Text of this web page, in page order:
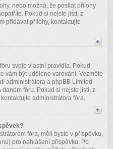
nebo možná, že posílat přílohy
Pokud si nejste jisti, z
přidávat přílohy, kontaktujte
svoje vlastní pravidla. Pokud
vám být uděleno varování. Vezměte
administrátora a phpBB Limited
fóru. Pokud si nejste jisti, z
administrátora fóra.
fóra, měli byste v příspěvku,
pro nahlášení příspěvku. Po